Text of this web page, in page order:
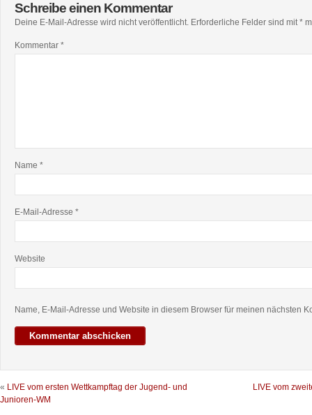
Schreibe einen Kommentar
Deine E-Mail-Adresse wird nicht veröffentlicht. Erforderliche Felder sind mit*
Kommentar *
Name *
E-Mail-Adresse *
Website
Name, E-Mail-Adresse und Website in diesem Browser für meinen nächsten
« LIVE vom ersten Wettkampftag der Jugend- und
Junioren-WM
LIVE vom